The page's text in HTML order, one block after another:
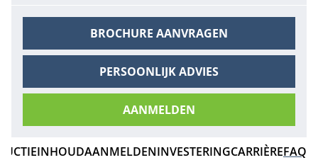
BROCHURE AANVRAGEN
PERSOONLIJK ADVIES
AANMELDEN
INHOUDAANMELDENINVESTERINGCARRIÈREFAQ